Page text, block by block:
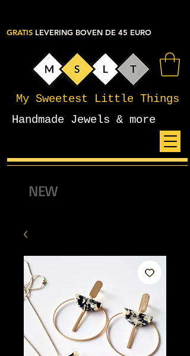
My Sweetest Little Things
Handmade Jewels & more
GRATIS LEVERING BOVEN DE 45 EURO
NEW